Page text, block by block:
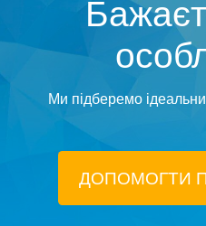
Ми підберемо
ДОПОМОГТИ